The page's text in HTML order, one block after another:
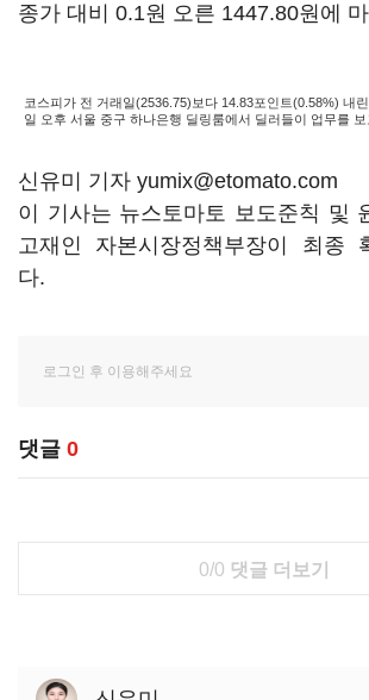
종가 대비 0.1원 오른 1447.80원에
코스피가 전 거래일(2536.75)보다 14.83포인트(0.58%) 내
일 오후 서울 중구 하나은행 딜링룸에서 딜러들이 업무를
신유미 기자 yumix@etomato.com
이 기사는 뉴스토마토 보도준칙 및
고재인 자본시장정책부장이 최종
다.
댓글 0
0/0 댓글 더보기